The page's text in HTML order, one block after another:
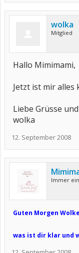
wolka
Mitglied
Hallo Mimimami,
Jetzt ist mir alles
Liebe Grüsse
wolka
12. September 2008
Immer ein
Guten Morgen
was ist dir klar und